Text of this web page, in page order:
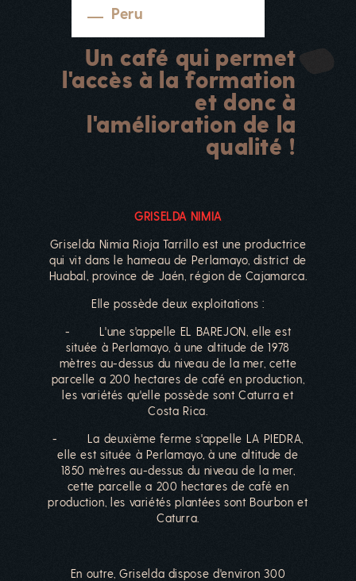
Peru
Un café qui permet
l'accès à la formation
et donc à
l'amélioration de la
qualité !
GRISELDA NIMIA
Griselda Nimia Rioja Tarrillo est une productrice
qui vit dans le hameau de Perlamayo, district de
Huabal, province de Jaén, région de Cajamarca.
Elle possède deux exploitations :
- L'une s'appelle EL BAREJON, elle est
située à Perlamayo, à une altitude de 1978
mètres au-dessus du niveau de la mer, cette
parcelle a 200 hectares de café en production,
les variétés qu'elle possède sont Caturra et
Costa Rica.
- La deuxième ferme s'appelle LA PIEDRA,
elle est située à Perlamayo, à une altitude de
1850 mètres au-dessus du niveau de la mer,
cette parcelle a 200 hectares de café en
production, les variétés plantées sont Bourbon et
Caturra.
En outre, Griselda dispose d'environ 300